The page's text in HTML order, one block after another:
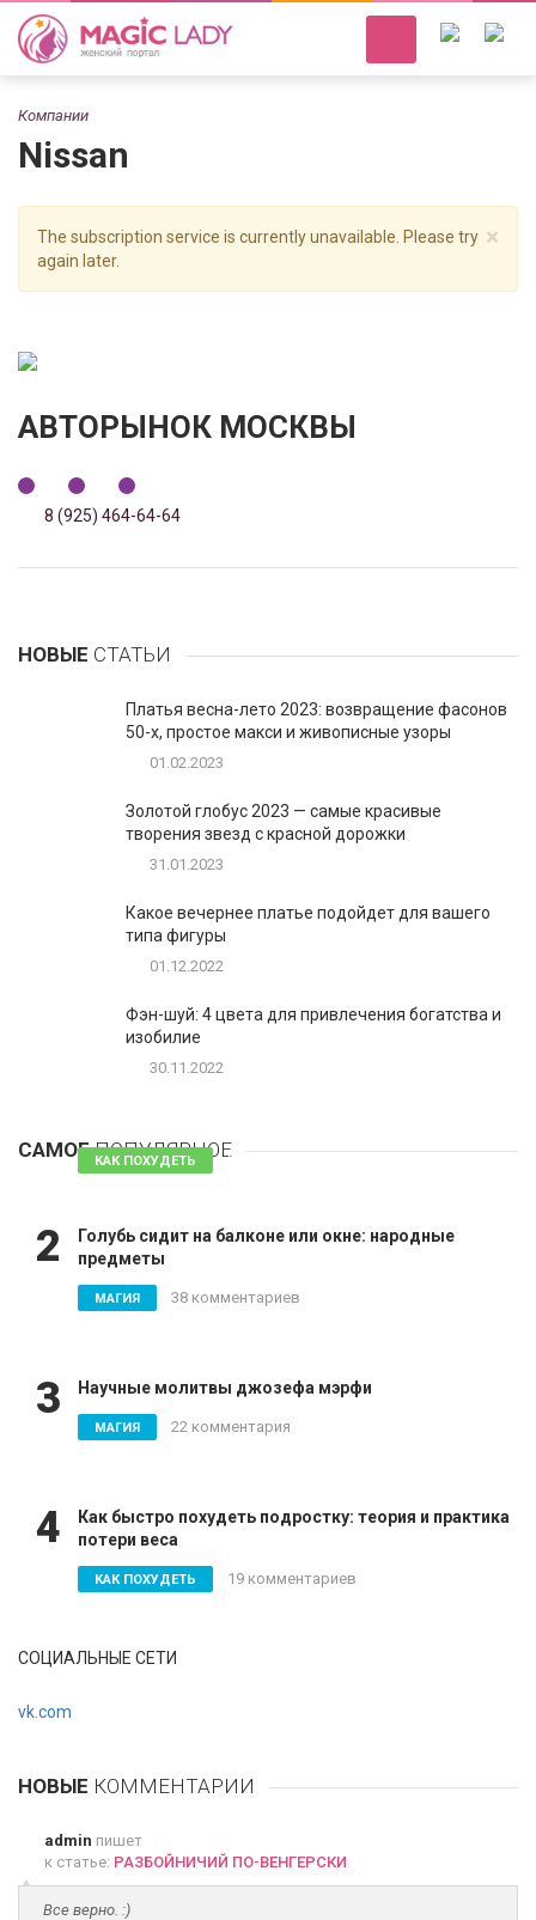
Компании
Nissan
×
The subscription service is currently unavailable. Please try
again later.
АВТОРЫНОК МОСКВЫ
8 (925) 464-64-64
НОВЫЕ СТАТЬИ
Платья весна-лето 2023: возвращение фасонов
50-х, простое макси и живописные узоры
01.02.2023
Золотой глобус 2023 — самые красивые
творения звезд с красной дорожки
31.01.2023
Какое вечернее платье подойдет для вашего
типа фигуры
01.12.2022
Фэн-шуй: 4 цвета для привлечения богатства и
изобилие
30.11.2022
САМОЕПОПУЛЯРНОЕ
КАК ПОХУДЕТЬ 81 комментарий
2
Голубь сидит на балконе или окне: народные
предметы
МАГИЯ 38 комментариев
3 Научные молитвы джозефа мэрфи
МАГИЯ 22 комментария
4
Как быстро похудеть подростку: теория и практика
потери веса
КАК ПОХУДЕТЬ 19 комментариев
СОЦИАЛЬНЫЕ СЕТИ
vk.com
НОВЫЕ КОММЕНТАРИИ
admin пишет
к статье: РАЗБОЙНИЧИЙ ПО-ВЕНГЕРСКИ
Все верно. :)